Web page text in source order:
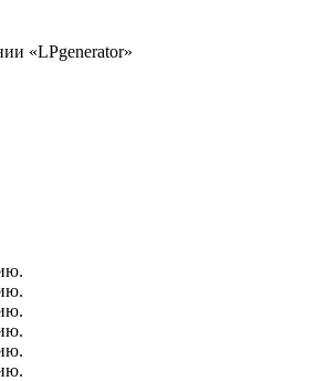
«LPgenerator»